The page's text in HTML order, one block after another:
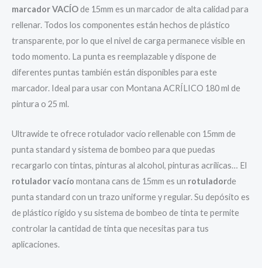
marcador VACÍOde 15mm es un marcador de alta calidad para
rellenar. Todos los componentes están hechos de plástico
transparente, por lo que el nivel de carga permanece visible en
todo momento. La punta es reemplazable y dispone de
diferentes puntas también están disponibles para este
marcador. Ideal para usar con Montana ACRÍLICO 180 ml de
pintura o 25 ml.
Ultrawide te ofrece rotulador vacío rellenable con 15mm de
punta standard y sistema de bombeo para que puedas
recargarlo con tintas, pinturas al alcohol, pinturas acrílicas… El
rotulador vacío montana cans de 15mm es un rotuladorde
punta standard con un trazo uniforme y regular. Su depósito es
de plástico rígido y su sistema de bombeo de tinta te permite
controlar la cantidad de tinta que necesitas para tus
aplicaciones.